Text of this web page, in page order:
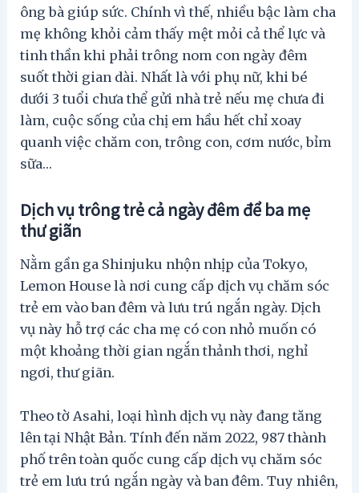
ông bà giúp sức. Chính vì thế, nhiều bậc làm cha
mẹ không khỏi cảm thấy mệt mỏi cả thể lực và
tinh thần khi phải trông nom con ngày đêm
suốt thời gian dài. Nhất là với phụ nữ, khi bé
dưới 3 tuổi chưa thể gửi nhà trẻ nếu mẹ chưa đi
làm, cuộc sống của chị em hầu hết chỉ xoay
quanh việc chăm con, trông con, cơm nước, bỉm
sữa…
Dịch vụ trông trẻ cả ngày đêm để ba mẹ
thư giãn
Nằm gần ga Shinjuku nhộn nhịp của Tokyo,
Lemon House là nơi cung cấp dịch vụ chăm sóc
trẻ em vào ban đêm và lưu trú ngắn ngày. Dịch
vụ này hỗ trợ các cha mẹ có con nhỏ muốn có
một khoảng thời gian ngắn thảnh thơi, nghỉ
ngơi, thư giãn.
Theo tờ Asahi, loại hình dịch vụ này đang tăng
lên tại Nhật Bản. Tính đến năm 2022, 987 thành
phố trên toàn quốc cung cấp dịch vụ chăm sóc
trẻ em lưu trú ngắn ngày và ban đêm. Tuy nhiên,